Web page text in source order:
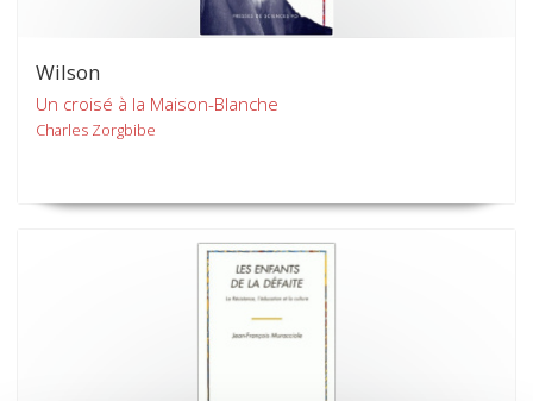
Wilson
Un croisé à la Maison-Blanche
Charles Zorgbibe